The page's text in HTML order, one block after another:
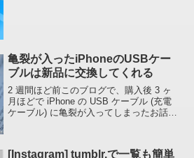
亀裂が入ったiPhoneのUSBケー
ブルは新品に交換してくれる
2 週間ほど前このブログで、購入後 3 ヶ
月ほどで iPhone の USB ケーブル (充電
ケーブル) に亀裂が入ってしまったお話し
[Instagram] tumblr.で一覧も簡単